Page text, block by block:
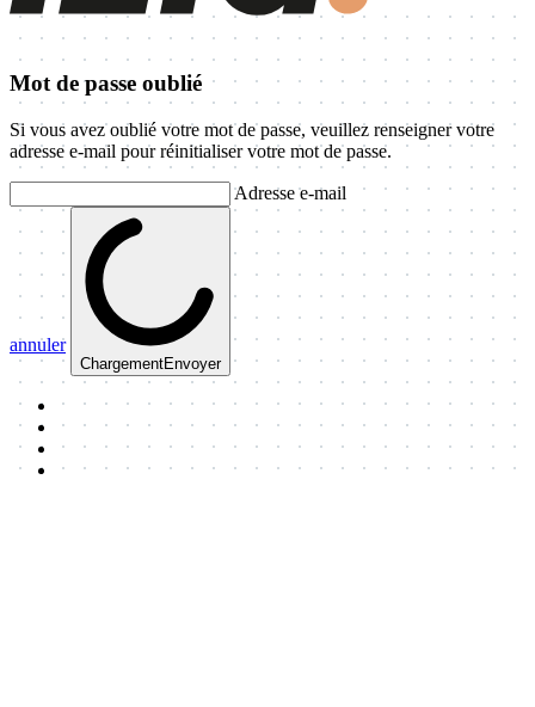
Mot de passe oublié
Si vous avez oublié votre mot de passe, veuillez renseigner votre
adresse e-mail pour réinitialiser votre mot de passe.
Adresse e-mail
annuler
ChargementEnvoyer